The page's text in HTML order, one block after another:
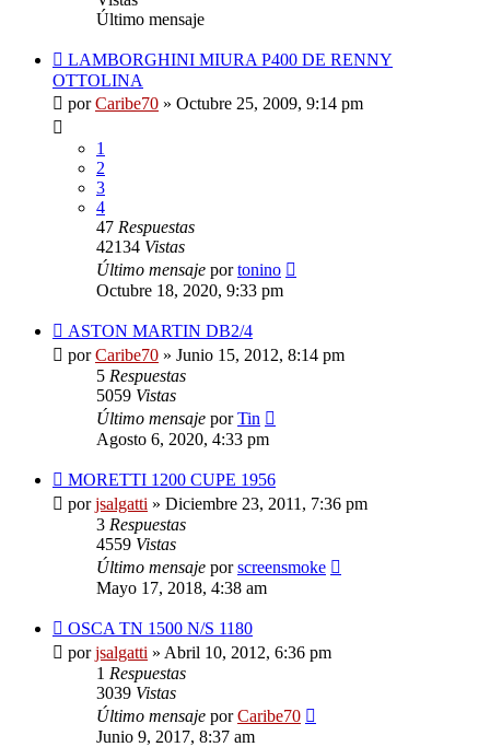
Último mensaje
LAMBORGHINI MIURA P400 DE RENNY
OTTOLINA
porCaribe70 » Octubre 25, 2009, 9:14 pm
1
2
3
4
47 Respuestas
42134 Vistas
Último mensaje portonino
Octubre 18, 2020, 9:33 pm
ASTON MARTIN DB2/4
porCaribe70 » Junio 15, 2012, 8:14 pm
5 Respuestas
5059 Vistas
Último mensaje porTin
Agosto 6, 2020, 4:33 pm
MORETTI 1200 CUPE 1956
porjsalgatti » Diciembre 23, 2011, 7:36 pm
3 Respuestas
4559 Vistas
Último mensaje porscreensmoke
Mayo 17, 2018, 4:38 am
OSCA TN 1500 N/S 1180
porjsalgatti » Abril 10, 2012, 6:36 pm
1 Respuestas
3039 Vistas
Último mensaje porCaribe70
Junio 9, 2017, 8:37 am